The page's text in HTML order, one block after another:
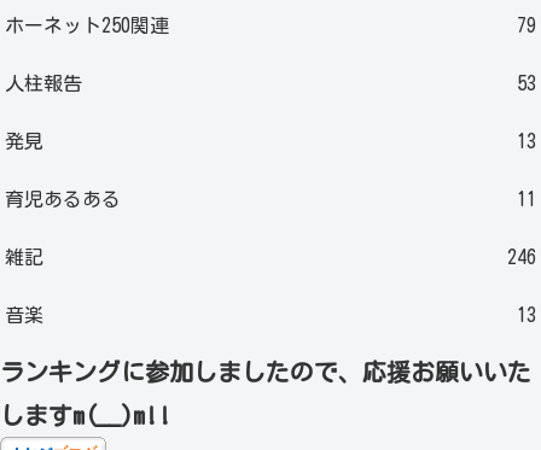
ホーネット250関連 79
人柱報告 53
発見 13
育児あるある 11
雑記 246
音楽 13
ランキングに参加しましたので、応援お願いいた
しますm(__)m!!